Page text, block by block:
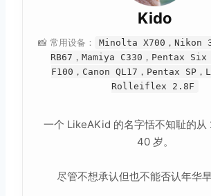
Kido
📸 常用设备：
Minolta X700，Nikon
RB67，Mamiya C330，Pentax
F100，Canon QL17，Pentax SP，
Rolleiflex 2.8F
一个 LikeAKid 的名字恬不知耻的从
40 岁。
尽管不想承认但也不能否认年华